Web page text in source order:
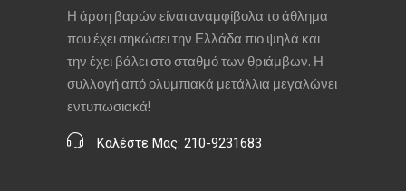
Η άρση βαρών είναι αναμφίβολα το άθλημα
που έχει σηκώσει την Ελλάδα πιο ψηλά και
την έχει βάλει στο σταθμό των θριάμβων. Η
συλλογή από ολυμπιακά μετάλλια μεγαλώνει
εντυπωσιακά!
Καλέστε Μας: 210-9231683